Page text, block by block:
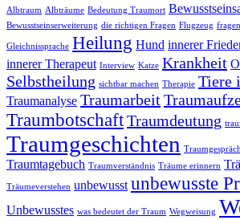
Albtraum Albträume Bedeutung Traumort
Bewusstseinserweiterung die richtigen Fragen Flugzeug fragen
Gleichnissprache Heilung Hund innerer
innerer Therapeut Interview Katze Krankheit
Selbstheilung sichtbar machen Therapie Tiere
Traumanalyse Traumarbeit
TraumbotschaftTraumdeutung
Traumgeschichten Traumgespräch
Traumtagebuch Traumverständnis Träume erinnern
Träumeverstehen unbewusst unbewusste
Unbewusstes was bedeutet der Traum Wegweisung